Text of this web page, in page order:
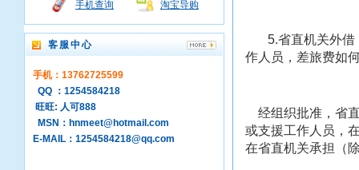
手机查询
淘宝导购
客服中心
手机：13762725599
QQ ：1254584218
旺旺: 人可888
MSN：hnmeet@hotmail.com
E-MAIL：1254584218@qq.com
5.省直机关外借
作人员，差旅费如
经组织批准，省
或支援工作人员，
在省直机关承担（